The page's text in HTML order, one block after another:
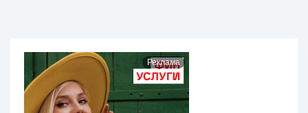
Реклама